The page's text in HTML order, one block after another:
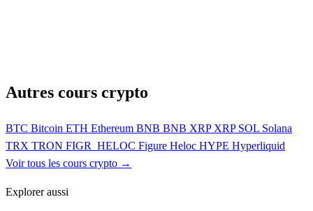
Autres cours crypto
BTC Bitcoin ETH Ethereum BNB BNB XRP XRP SOL Solana
TRX TRON FIGR_HELOC Figure Heloc HYPE Hyperliquid
Voir tous les cours crypto →
Explorer aussi